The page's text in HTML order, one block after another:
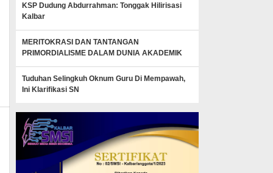
KSP Dudung Abdurrahman: Tonggak Hilirisasi
Kalbar
MERITOKRASI DAN TANTANGAN
PRIMORDIALISME DALAM DUNIA AKADEMIK
Tuduhan Selingkuh Oknum Guru Di Mempawah,
Ini Klarifikasi SN